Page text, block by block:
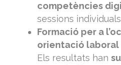
competències
sessions
Formació per a
orientació laboral
Els resultats han